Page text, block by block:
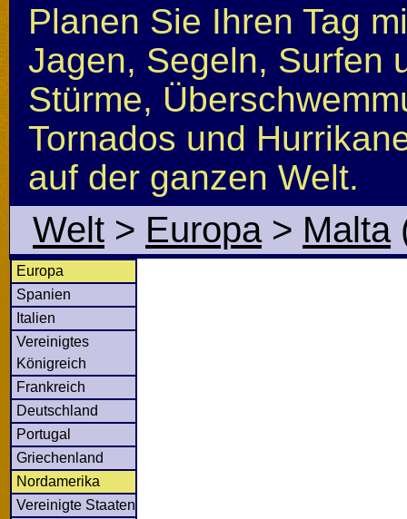
Planen Sie Ihren Tag
Jagen, Segeln, Surfen
Stürme,
Tornados und
auf der ganzen Welt.
Welt > Europa> Malta
Europa
Spanien
Italien
Vereinigtes
Königreich
Frankreich
Deutschland
Portugal
Griechenland
Nordamerika
Vereinigte Staaten